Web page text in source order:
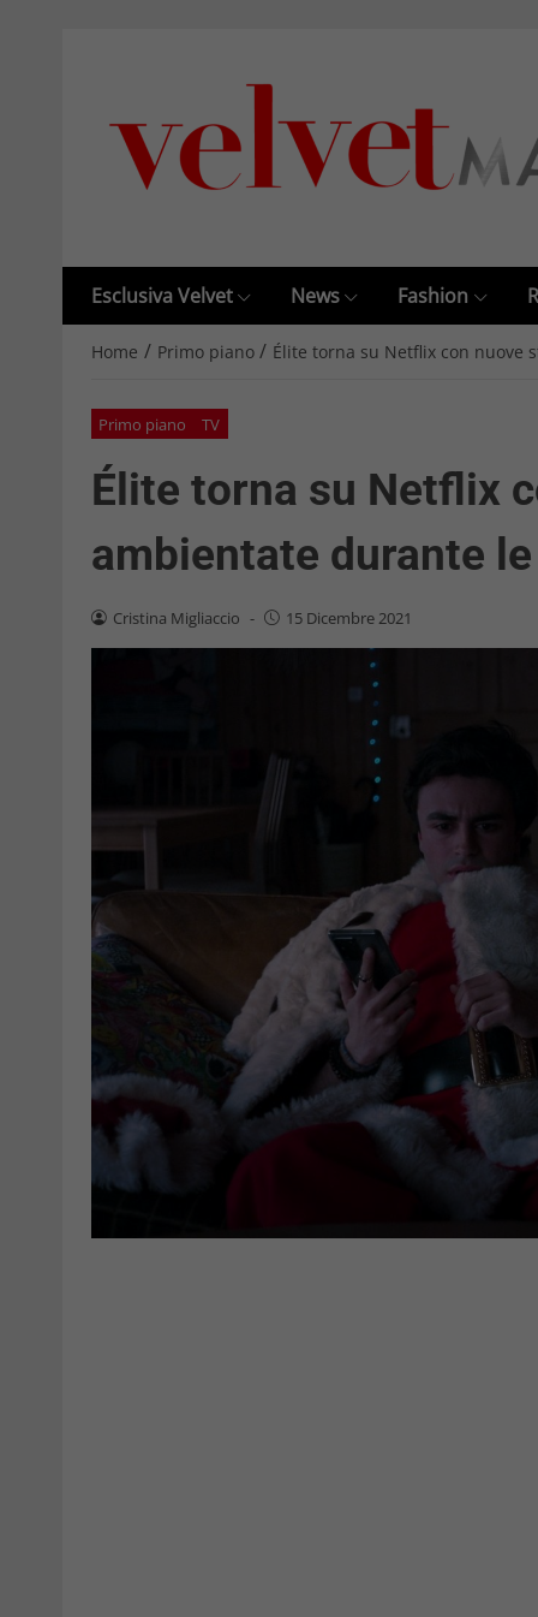
Esclusiva Velvet News Fashion
Home / Primo piano / Élite torna su Netflix con nuove
Primo piano TV
Élite torna su Netflix
ambientate durante
Cristina Migliaccio - 15 Dicembre 2021